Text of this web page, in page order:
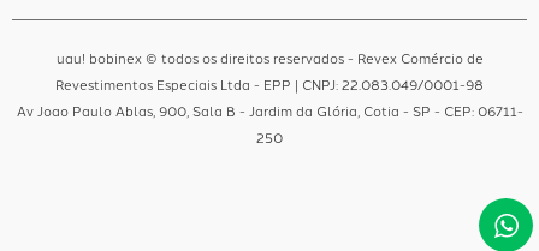
uau! bobinex © todos os direitos reservados - Revex Comércio de
Revestimentos Especiais Ltda - EPP | CNPJ: 22.083.049/0001-98
Av Joao Paulo Ablas, 900, Sala B - Jardim da Glória, Cotia - SP - CEP: 06711-
250